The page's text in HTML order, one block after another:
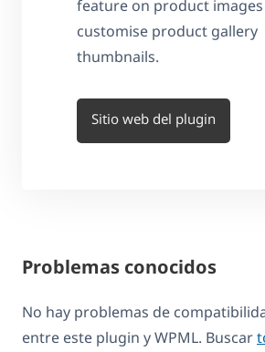
feature on product
customise product gallery
thumbnails.
Sitio web del plugin
Problemas conocidos
No hay problemas de
entre este plugin y WPML. Buscar